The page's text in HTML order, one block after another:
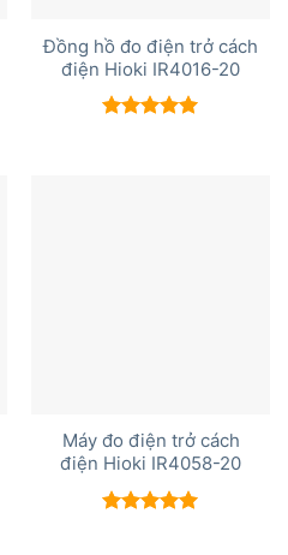
Đồng hồ đo điện trở cách
điện Hioki IR4016-20
Máy đo điện trở cách
điện Hioki IR4058-20